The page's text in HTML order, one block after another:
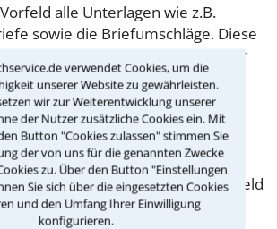
verwendet Cookies, um die
unserer Website zu gewährleisten.
wir zur Weiterentwicklung unserer
der Nutzer zusätzliche Cookies ein. Mit
Button "Cookies zulassen" stimmen Sie
der von uns für die genannten Zwecke
zu. Über den Button "Einstellungen
Sie sich über die eingesetzten Cookies
und den Umfang Ihrer Einwilligung
konfigurieren.
alle Unterlagen wie z.B.
sowie die Briefumschläge. Diese
Aufschluss darüber geben, ob der
hat. Gibt es Zeugen oder
die für den Fall von Bedeutung
schriftliche Notizen und
zum Beratungsgespräch in Bielefeld